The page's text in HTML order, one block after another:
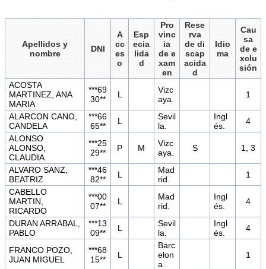
Apellidos y
nombre
DNI
A
cc
es
o
Esp
ecia
lida
d
Pro
vinc
ia
de e
xam
en
Rese
rva
de di
scap
acida
d
Idio
ma
Cau
sa
de e
xclu
sión
ACOSTA
MARTINEZ, ANA
MARIA
***69
30**
L
Vizc
aya.
1
ALARCON CANO,
CANDELA
***66
65**
L
Sevil
la.
Ingl
és.
4
ALONSO
ALONSO,
CLAUDIA
***25
29**
P M
Vizc
aya.
S 1, 3
ALVARO SANZ,
BEATRIZ
***46
82**
L
Mad
rid.
1
CABELLO
MARTIN,
RICARDO
***00
07**
L
Mad
rid.
Ingl
és.
4
DURAN ARRABAL,
PABLO
***13
09**
L
Sevil
la.
Ingl
és.
4
FRANCO POZO,
JUAN MIGUEL
***68
15**
L
Barc
elon
a.
1